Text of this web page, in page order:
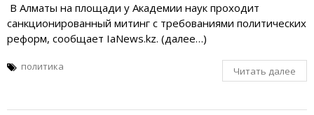
В Алматы на площади у Академии наук проходит
санкционированный митинг с требованиями политических
реформ, сообщает IaNews.kz. (далее…)
политика Читать далее